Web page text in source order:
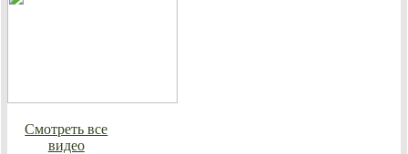
Смотреть все
видео